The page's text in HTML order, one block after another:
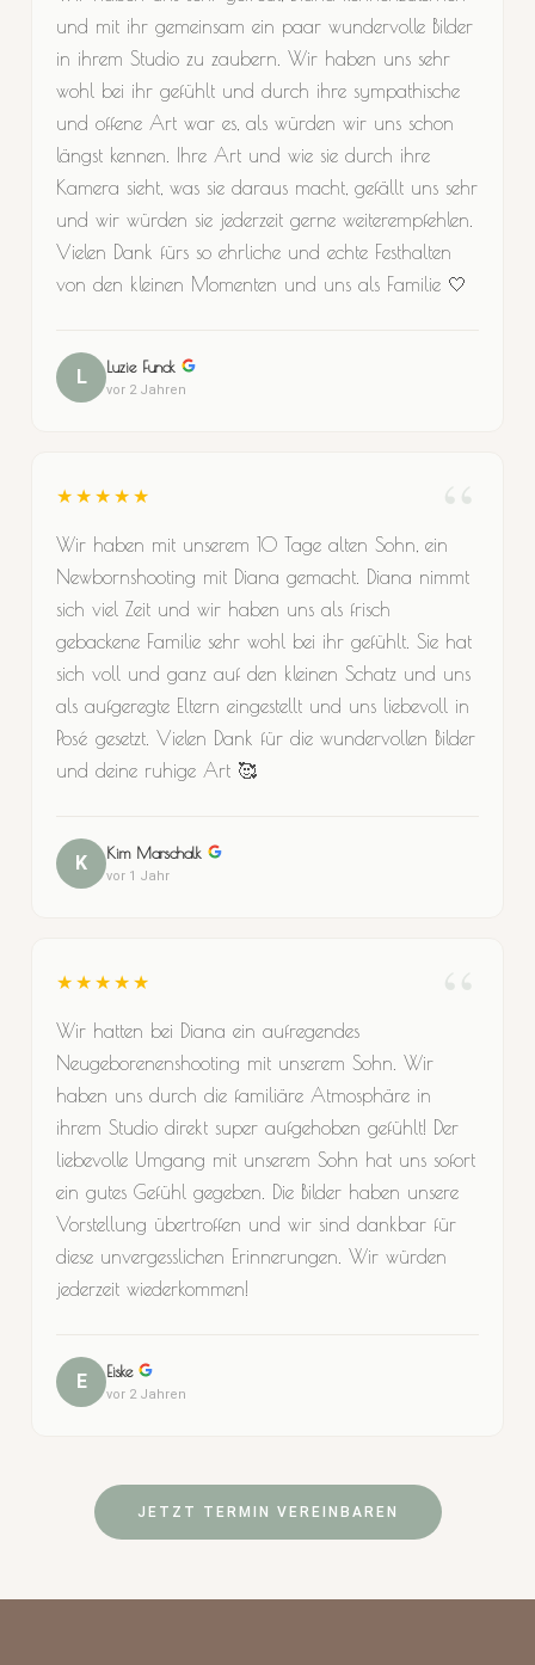
und mit ihr gemeinsam ein paar wundervolle Bilder
in ihrem Studio zu zaubern. Wir haben uns sehr
wohl bei ihr gefühlt und durch ihre sympathische
und offene Art war es, als würden wir uns schon
längst kennen. Ihre Art und wie sie durch ihre
Kamera sieht, was sie daraus macht, gefällt uns sehr
und wir würden sie jederzeit gerne weiterempfehlen.
Vielen Dank fürs so ehrliche und echte Festhalten
von den kleinen Momenten und uns als Familie 🤍
L Luzie Funck
vor 2 Jahren
★★★★★
Wir haben mit unserem 10 Tage alten Sohn, ein
Newbornshooting mit Diana gemacht. Diana nimmt
sich viel Zeit und wir haben uns als frisch
gebackene Familie sehr wohl bei ihr gefühlt. Sie hat
sich voll und ganz auf den kleinen Schatz und uns
als aufgeregte Eltern eingestellt und uns liebevoll in
Posé gesetzt. Vielen Dank für die wundervollen Bilder
und deine ruhige Art 🥰
K Kim Marschalk
vor 1 Jahr
★★★★★
Wir hatten bei Diana ein aufregendes
Neugeborenenshooting mit unserem Sohn. Wir
haben uns durch die familiäre Atmosphäre in
ihrem Studio direkt super aufgehoben gefühlt! Der
liebevolle Umgang mit unserem Sohn hat uns sofort
ein gutes Gefühl gegeben. Die Bilder haben unsere
Vorstellung übertroffen und wir sind dankbar für
diese unvergesslichen Erinnerungen. Wir würden
jederzeit wiederkommen!
E Eiske
vor 2 Jahren
JETZT TERMIN VEREINBAREN